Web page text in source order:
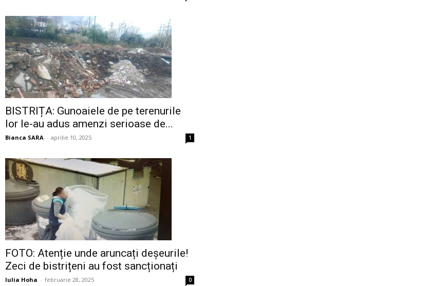
BISTRIȚA: Gunoaiele de pe terenurile
lor le-au adus amenzi serioase de...
Bianca SARA - aprilie 10, 2025 1
FOTO: Atenție unde aruncați deșeurile!
Zeci de bistrițeni au fost sancționați
Iulia Hoha - februarie 28, 2025 0